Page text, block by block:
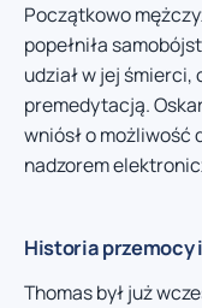
Początkowo
popełniła
udział w jej śmierci,
premedytacją.
wniósł o możliwość
nadzorem
Historia przemocy
Thomas był już